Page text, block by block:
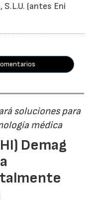
(antes Eni
soluciones para
médica
Demag